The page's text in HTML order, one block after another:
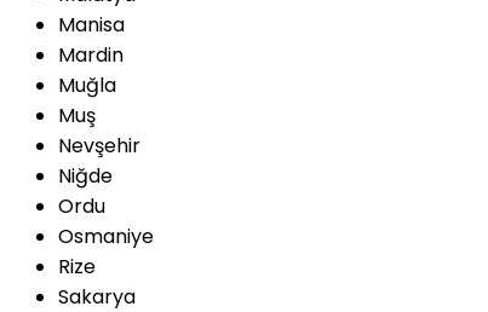
Manisa
Mardin
Muğla
Muş
Nevşehir
Niğde
Ordu
Osmaniye
Rize
Sakarya